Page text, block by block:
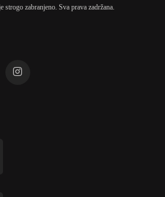
zabranjeno. Sva prava zadržana.